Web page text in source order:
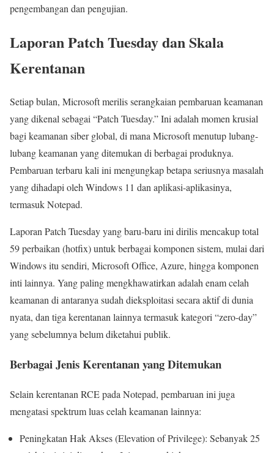
pengembangan dan pengujian.
Laporan Patch Tuesday dan Skala
Kerentanan
Setiap bulan, Microsoft merilis serangkaian pembaruan keamanan
yang dikenal sebagai “Patch Tuesday.” Ini adalah momen krusial
bagi keamanan siber global, di mana Microsoft menutup lubang-
lubang keamanan yang ditemukan di berbagai produknya.
Pembaruan terbaru kali ini mengungkap betapa seriusnya masalah
yang dihadapi oleh Windows 11 dan aplikasi-aplikasinya,
termasuk Notepad.
Laporan Patch Tuesday yang baru-baru ini dirilis mencakup total
59 perbaikan (hotfix) untuk berbagai komponen sistem, mulai dari
Windows itu sendiri, Microsoft Office, Azure, hingga komponen
inti lainnya. Yang paling mengkhawatirkan adalah enam celah
keamanan di antaranya sudah dieksploitasi secara aktif di dunia
nyata, dan tiga kerentanan lainnya termasuk kategori “zero-day”
yang sebelumnya belum diketahui publik.
Berbagai Jenis Kerentanan yang Ditemukan
Selain kerentanan RCE pada Notepad, pembaruan ini juga
mengatasi spektrum luas celah keamanan lainnya:
Peningkatan Hak Akses (Elevation of Privilege): Sebanyak 25